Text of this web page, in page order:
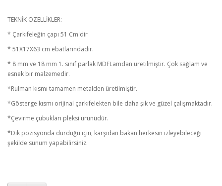
TEKNİK ÖZELLİKLER:
* Çarkıfeleğin çapı 51 Cm'dir
* 51X17X63 cm ebatlarındadır.
* 8 mm ve 18 mm 1. sınıf parlak MDFLamdan üretilmiştir. Çok sağlam ve
esnek bir malzemedir.
*Rulman kısmı tamamen metalden üretilmiştir.
*Gösterge kısmı orijinal çarkıfelekten bile daha şık ve güzel çalışmaktadır.
*Çevirme çubukları pleksi ürünüdür.
*Dik pozisyonda durduğu için, karşıdan bakan herkesin izleyebileceği
şekilde sunum yapabilirsiniz.